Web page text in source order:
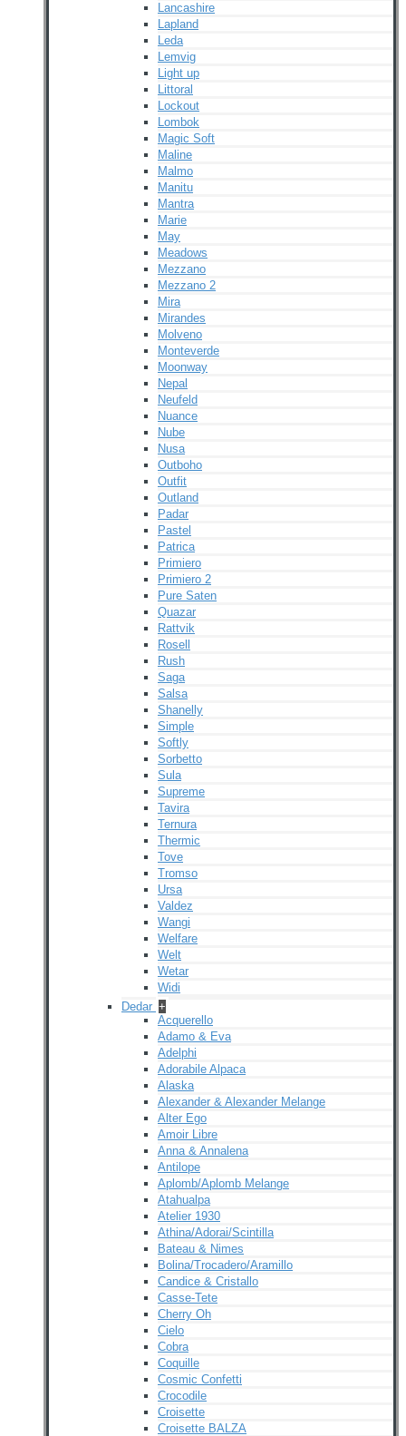
Lancashire
Lapland
Leda
Lemvig
Light up
Littoral
Lockout
Lombok
Magic Soft
Maline
Malmo
Manitu
Mantra
Marie
May
Meadows
Mezzano
Mezzano 2
Mira
Mirandes
Molveno
Monteverde
Moonway
Nepal
Neufeld
Nuance
Nube
Nusa
Outboho
Outfit
Outland
Padar
Pastel
Patrica
Primiero
Primiero 2
Pure Saten
Quazar
Rattvik
Rosell
Rush
Saga
Salsa
Shanelly
Simple
Softly
Sorbetto
Sula
Supreme
Tavira
Ternura
Thermic
Tove
Tromso
Ursa
Valdez
Wangi
Welfare
Welt
Wetar
Widi
Dedar +
Acquerello
Adamo & Eva
Adelphi
Adorabile Alpaca
Alaska
Alexander & Alexander Melange
Alter Ego
Amoir Libre
Anna & Annalena
Antilope
Aplomb/Aplomb Melange
Atahualpa
Atelier 1930
Athina/Adorai/Scintilla
Bateau & Nimes
Bolina/Trocadero/Aramillo
Candice & Cristallo
Casse-Tete
Cherry Oh
Cielo
Cobra
Coquille
Cosmic Confetti
Crocodile
Croisette
Croisette BALZA